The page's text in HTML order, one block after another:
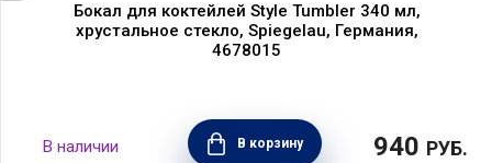
Бокал для коктейлей Style Tumbler 340 мл,
хрустальное стекло, Spiegelau, Германия,
4678015
В корзину 940 РУБ.